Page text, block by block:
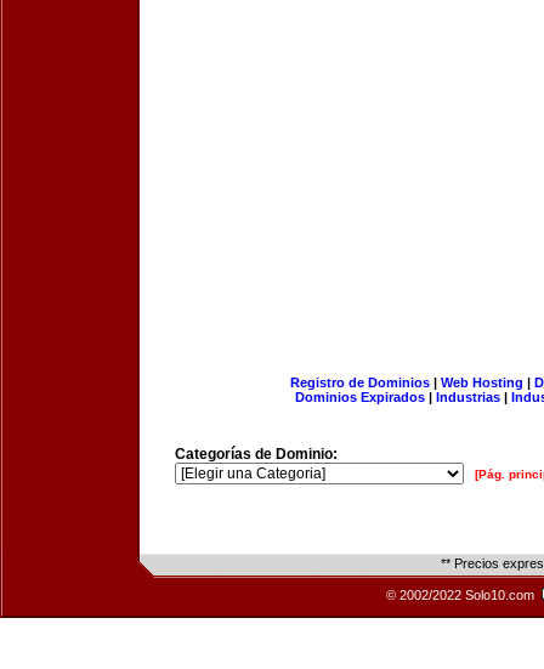
Registro de Dominios| Web Hosting |
Dominios Expirados | Industrias |
Categorías de Dominio:
[Pág.
** Precios
© 2002/2022 Solo10.com